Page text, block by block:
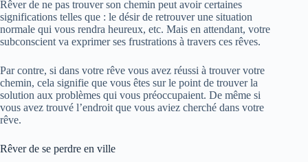
Rêver de ne pas trouver son chemin peut avoir certaines
significations telles que : le désir de retrouver une situation
normale qui vous rendra heureux, etc. Mais en attendant, votre
subconscient va exprimer ses frustrations à travers ces rêves.
Par contre, si dans votre rêve vous avez réussi à trouver votre
chemin, cela signifie que vous êtes sur le point de trouver la
solution aux problèmes qui vous préoccupaient. De même si
vous avez trouvé l’endroit que vous aviez cherché dans votre
rêve.
Rêver de se perdre en ville